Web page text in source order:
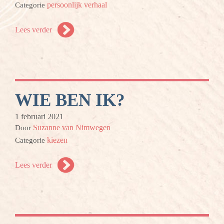
Categorie persoonlijk verhaal
Lees verder
WIE BEN IK?
1 februari 2021
Door Suzanne van Nimwegen
Categorie kiezen
Lees verder